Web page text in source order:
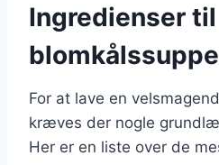
Ingredienser
blomkålssuppe
For at lave en
kræves der nogle
Her er en liste over de